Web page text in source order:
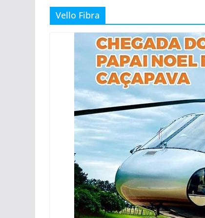
Vello Fibra